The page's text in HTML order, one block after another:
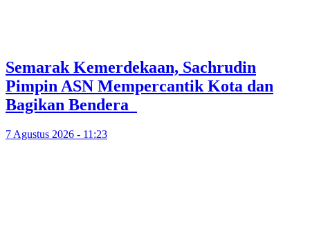
Semarak Kemerdekaan, Sachrudin
Pimpin ASN Mempercantik Kota dan
Bagikan Bendera
7 Agustus 2026 - 11:23